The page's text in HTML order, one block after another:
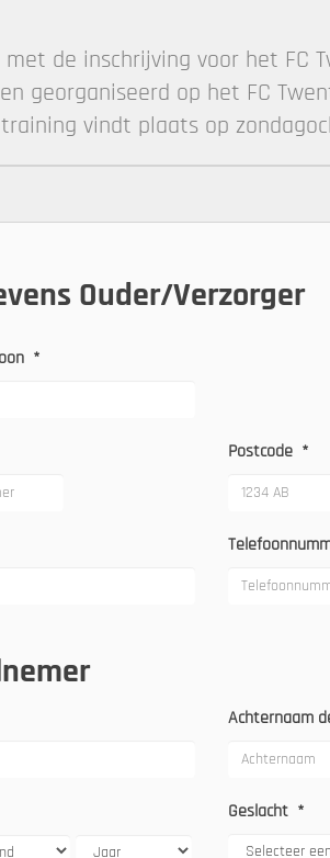
de inschrijving voor het FC
georganiseerd op het FC
vindt plaats op
Ouder/Verzorger
*
Postcode *
Achternaam
Geslacht *